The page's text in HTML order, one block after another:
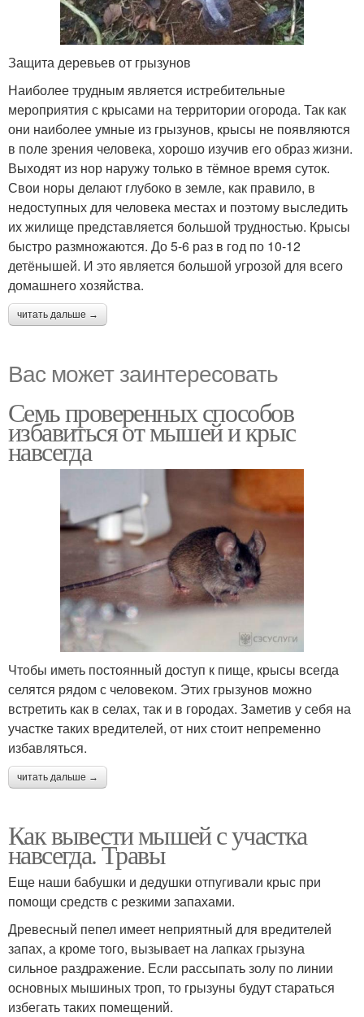
Защита деревьев от грызунов
Наиболее трудным является истребительные
мероприятия с крысами на территории огорода. Так как
они наиболее умные из грызунов, крысы не появляются
в поле зрения человека, хорошо изучив его образ жизни.
Выходят из нор наружу только в тёмное время суток.
Свои норы делают глубоко в земле, как правило, в
недоступных для человека местах и поэтому выследить
их жилище представляется большой трудностью. Крысы
быстро размножаются. До 5-6 раз в год по 10-12
детёнышей. И это является большой угрозой для всего
домашнего хозяйства.
читать дальше →
Вас может заинтересовать
Семь проверенных способов
избавиться от мышей и крыс
навсегда
Чтобы иметь постоянный доступ к пище, крысы всегда
селятся рядом с человеком. Этих грызунов можно
встретить как в селах, так и в городах. Заметив у себя на
участке таких вредителей, от них стоит непременно
избавляться.
читать дальше →
Как вывести мышей с участка
навсегда. Травы
Еще наши бабушки и дедушки отпугивали крыс при
помощи средств с резкими запахами.
Древесный пепел имеет неприятный для вредителей
запах, а кроме того, вызывает на лапках грызуна
сильное раздражение. Если рассыпать золу по линии
основных мышиных троп, то грызуны будут стараться
избегать таких помещений.